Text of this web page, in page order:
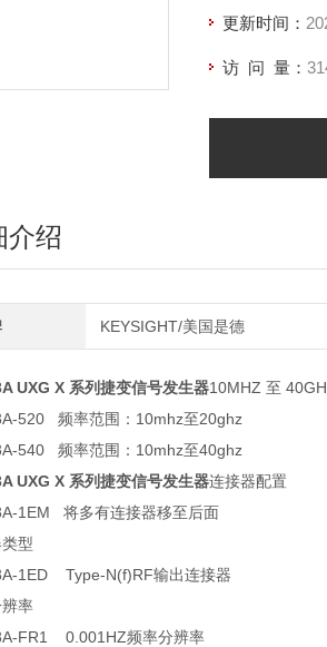
更新时间：
访 问 量：
介绍
KEYSIGHT/美国是德
UXG X 系列捷变信号发生器10MHZ 至
520 频率范围：10mhz至20ghz
540 频率范围：10mhz至40ghz
UXG X 系列捷变信号发生器连接器配置
1EM 将多有连接器移至后面
型
1ED Type-N(f)RF输出连接器
率
FR1 0.001HZ频率分辨率